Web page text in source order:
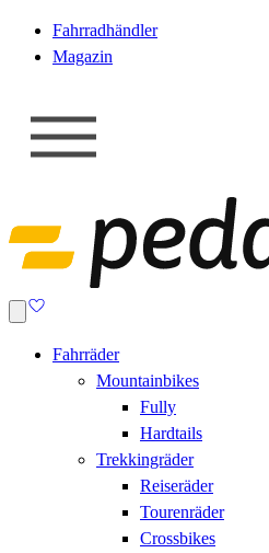
Fahrradhändler
Magazin
Fahrräder
Mountainbikes
Fully
Hardtails
Trekkingräder
Reiseräder
Tourenräder
Crossbikes